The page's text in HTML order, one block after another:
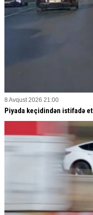
8 Avqust 2026 21:00
Piyada keçidindən istifadə